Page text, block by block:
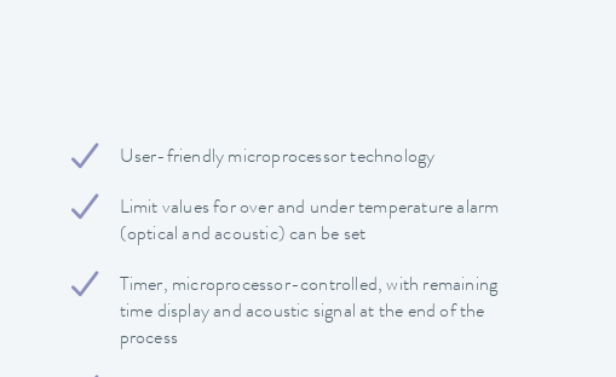
User-friendly microprocessor technology
Limit values ​​for over and under temperature alarm
(optical and acoustic) can be set
Timer, microprocessor-controlled, with remaining
time display and acoustic signal at the end of the
process